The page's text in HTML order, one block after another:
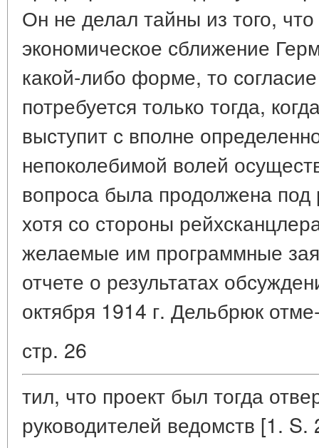
Он не делал тайны из того,
экономическое сближение
какой-либо форме, то
потребуется только тогда,
выступит с вполне
непоколебимой волей
вопроса была продолжена
хотя со стороны
желаемые им программные
отчете о результатах
октября 1914 г. Дельбрюк
стр. 26
тил, что проект был тогда
руководителей ведомств [1.